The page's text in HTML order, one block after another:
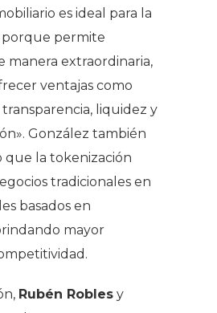
es ideal para la
permite
manera extraordinaria,
ventajas como
transparencia, liquidez y
González también
que la tokenización
tradicionales en
basados en
mayor
Rubén Robles y